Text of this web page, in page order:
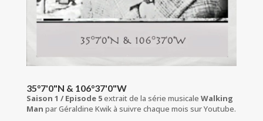
35°7'0"N & 106°37'0"W
Saison 1 / Episode 5extrait de la série musicale Walking
Man par Géraldine Kwik à suivre chaque mois sur Youtube.